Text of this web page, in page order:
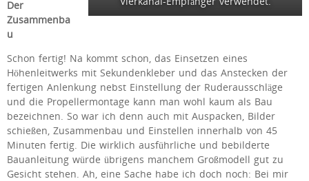
Der
Zusammenba
u
Schon fertig! Na kommt schon, das Einsetzen eines
Höhenleitwerks mit Sekundenkleber und das Anstecken der
fertigen Anlenkung nebst Einstellung der Ruderausschläge
und die Propellermontage kann man wohl kaum als Bau
bezeichnen. So war ich denn auch mit Auspacken, Bilder
schießen, Zusammenbau und Einstellen innerhalb von 45
Minuten fertig. Die wirklich ausführliche und bebilderte
Bauanleitung würde übrigens manchem Großmodell gut zu
Gesicht stehen. Ah, eine Sache habe ich doch noch: Bei mir